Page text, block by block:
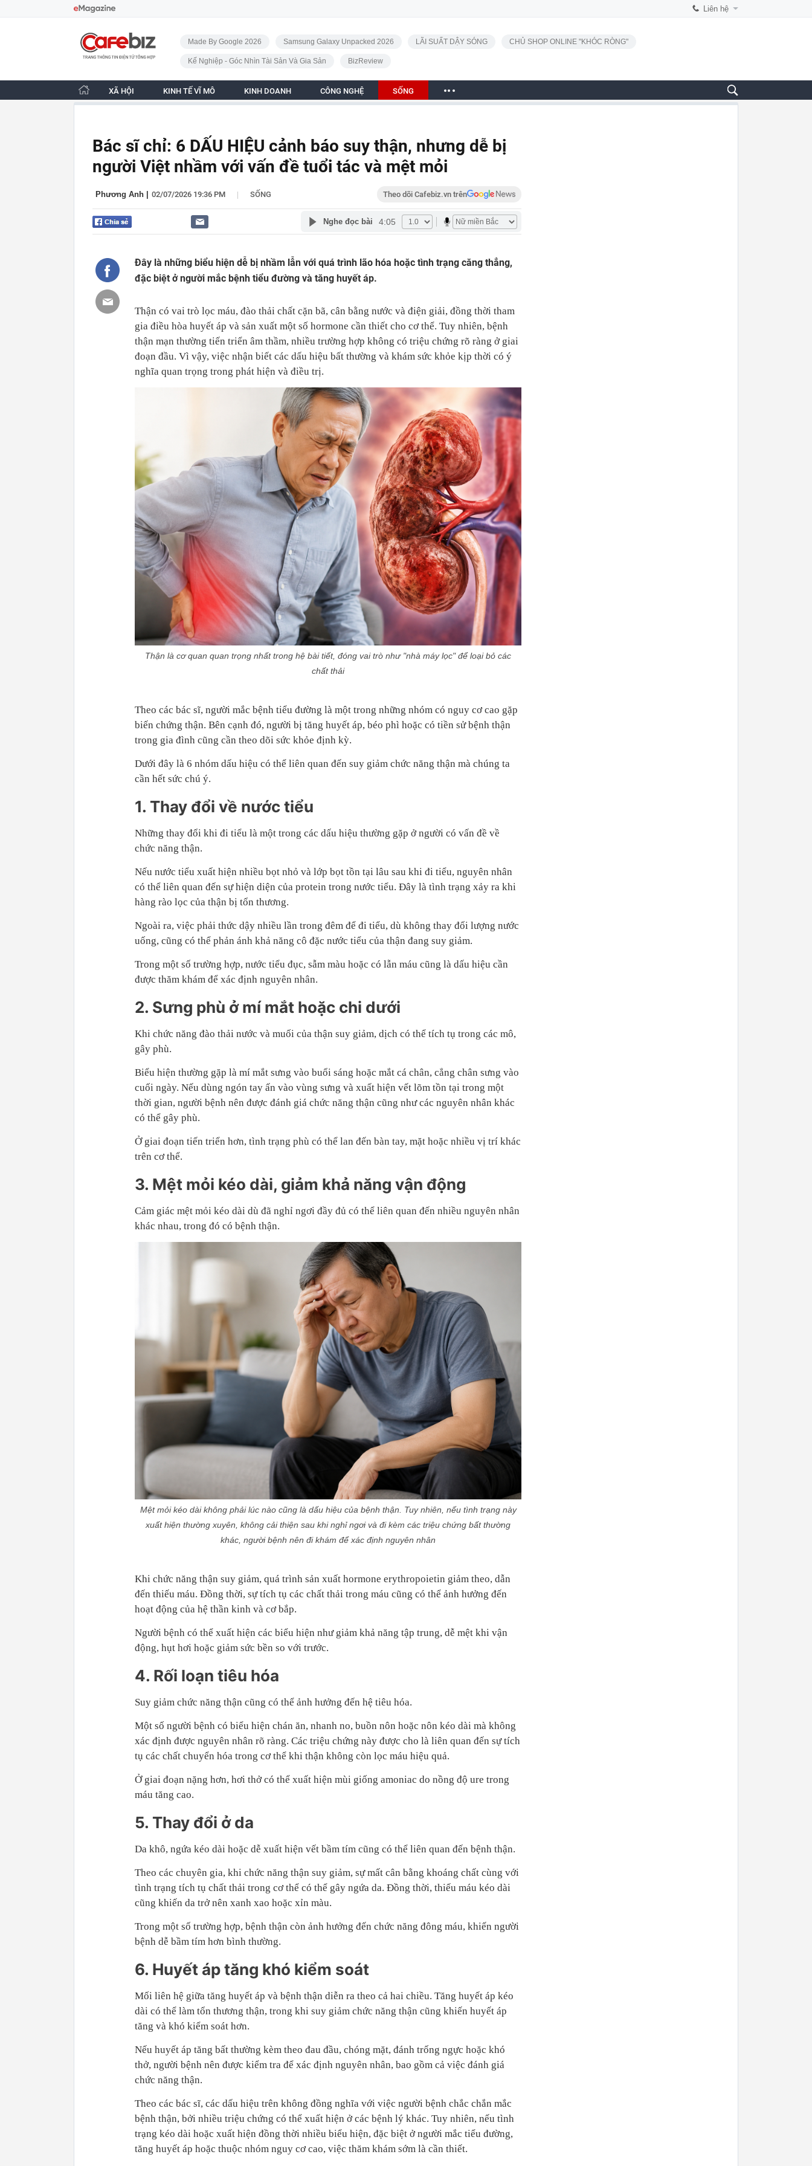
Liên hệ
CafeBiz - Trang chủ
Made By Google 2026 Samsung Galaxy Unpacked 2026 LÃI SUẤT DẬY SÓNG CHỦ SHOP ONLINE "KHÓC RÒNG"
Kế Nghiệp - Góc Nhìn Tài Sản Và Gia Sản BizReview
XÃ HỘI KINH TẾ VĨ MÔ KINH DOANH CÔNG NGHỆ SỐNG
Bác sĩ chỉ: 6 DẤU HIỆU cảnh báo suy thận, nhưng dễ bị
người Việt nhầm với vấn đề tuổi tác và mệt mỏi
Phương Anh 02/07/2026 19:36 PM | SỐNG Theo dõi Cafebiz.vn trên
Nghe đọc bài 4:05
Đây là những biểu hiện dễ bị nhầm lẫn với quá trình lão hóa hoặc tình trạng căng thẳng,
đặc biệt ở người mắc bệnh tiểu đường và tăng huyết áp.
Thận có vai trò lọc máu, đào thải chất cặn bã, cân bằng nước và điện giải, đồng thời tham
gia điều hòa huyết áp và sản xuất một số hormone cần thiết cho cơ thể. Tuy nhiên, bệnh
thận mạn thường tiến triển âm thầm, nhiều trường hợp không có triệu chứng rõ ràng ở giai
đoạn đầu. Vì vậy, việc nhận biết các dấu hiệu bất thường và khám sức khỏe kịp thời có ý
nghĩa quan trọng trong phát hiện và điều trị.
Thận là cơ quan quan trọng nhất trong hệ bài tiết, đóng vai trò như "nhà máy lọc" để loại bỏ các
chất thải
Theo các bác sĩ, người mắc bệnh tiểu đường là một trong những nhóm có nguy cơ cao gặp
biến chứng thận. Bên cạnh đó, người bị tăng huyết áp, béo phì hoặc có tiền sử bệnh thận
trong gia đình cũng cần theo dõi sức khỏe định kỳ.
Dưới đây là 6 nhóm dấu hiệu có thể liên quan đến suy giảm chức năng thận mà chúng ta
cần hết sức chú ý.
1. Thay đổi về nước tiểu
Những thay đổi khi đi tiểu là một trong các dấu hiệu thường gặp ở người có vấn đề về
chức năng thận.
Nếu nước tiểu xuất hiện nhiều bọt nhỏ và lớp bọt tồn tại lâu sau khi đi tiểu, nguyên nhân
có thể liên quan đến sự hiện diện của protein trong nước tiểu. Đây là tình trạng xảy ra khi
hàng rào lọc của thận bị tổn thương.
Ngoài ra, việc phải thức dậy nhiều lần trong đêm để đi tiểu, dù không thay đổi lượng nước
uống, cũng có thể phản ánh khả năng cô đặc nước tiểu của thận đang suy giảm.
Trong một số trường hợp, nước tiểu đục, sẫm màu hoặc có lẫn máu cũng là dấu hiệu cần
được thăm khám để xác định nguyên nhân.
2. Sưng phù ở mí mắt hoặc chi dưới
Khi chức năng đào thải nước và muối của thận suy giảm, dịch có thể tích tụ trong các mô,
gây phù.
Biểu hiện thường gặp là mí mắt sưng vào buổi sáng hoặc mắt cá chân, cẳng chân sưng vào
cuối ngày. Nếu dùng ngón tay ấn vào vùng sưng và xuất hiện vết lõm tồn tại trong một
thời gian, người bệnh nên được đánh giá chức năng thận cũng như các nguyên nhân khác
có thể gây phù.
Ở giai đoạn tiến triển hơn, tình trạng phù có thể lan đến bàn tay, mặt hoặc nhiều vị trí khác
trên cơ thể.
3. Mệt mỏi kéo dài, giảm khả năng vận động
Cảm giác mệt mỏi kéo dài dù đã nghỉ ngơi đầy đủ có thể liên quan đến nhiều nguyên nhân
khác nhau, trong đó có bệnh thận.
Mệt mỏi kéo dài không phải lúc nào cũng là dấu hiệu của bệnh thận. Tuy nhiên, nếu tình trạng này
xuất hiện thường xuyên, không cải thiện sau khi nghỉ ngơi và đi kèm các triệu chứng bất thường
khác, người bệnh nên đi khám để xác định nguyên nhân
Khi chức năng thận suy giảm, quá trình sản xuất hormone erythropoietin giảm theo, dẫn
đến thiếu máu. Đồng thời, sự tích tụ các chất thải trong máu cũng có thể ảnh hưởng đến
hoạt động của hệ thần kinh và cơ bắp.
Người bệnh có thể xuất hiện các biểu hiện như giảm khả năng tập trung, dễ mệt khi vận
động, hụt hơi hoặc giảm sức bền so với trước.
4. Rối loạn tiêu hóa
Suy giảm chức năng thận cũng có thể ảnh hưởng đến hệ tiêu hóa.
Một số người bệnh có biểu hiện chán ăn, nhanh no, buồn nôn hoặc nôn kéo dài mà không
xác định được nguyên nhân rõ ràng. Các triệu chứng này được cho là liên quan đến sự tích
tụ các chất chuyển hóa trong cơ thể khi thận không còn lọc máu hiệu quả.
Ở giai đoạn nặng hơn, hơi thở có thể xuất hiện mùi giống amoniac do nồng độ ure trong
máu tăng cao.
5. Thay đổi ở da
Da khô, ngứa kéo dài hoặc dễ xuất hiện vết bầm tím cũng có thể liên quan đến bệnh thận.
Theo các chuyên gia, khi chức năng thận suy giảm, sự mất cân bằng khoáng chất cùng với
tình trạng tích tụ chất thải trong cơ thể có thể gây ngứa da. Đồng thời, thiếu máu kéo dài
cũng khiến da trở nên xanh xao hoặc xỉn màu.
Trong một số trường hợp, bệnh thận còn ảnh hưởng đến chức năng đông máu, khiến người
bệnh dễ bầm tím hơn bình thường.
6. Huyết áp tăng khó kiểm soát
Mối liên hệ giữa tăng huyết áp và bệnh thận diễn ra theo cả hai chiều. Tăng huyết áp kéo
dài có thể làm tổn thương thận, trong khi suy giảm chức năng thận cũng khiến huyết áp
tăng và khó kiểm soát hơn.
Nếu huyết áp tăng bất thường kèm theo đau đầu, chóng mặt, đánh trống ngực hoặc khó
thở, người bệnh nên được kiểm tra để xác định nguyên nhân, bao gồm cả việc đánh giá
chức năng thận.
Theo các bác sĩ, các dấu hiệu trên không đồng nghĩa với việc người bệnh chắc chắn mắc
bệnh thận, bởi nhiều triệu chứng có thể xuất hiện ở các bệnh lý khác. Tuy nhiên, nếu tình
trạng kéo dài hoặc xuất hiện đồng thời nhiều biểu hiện, đặc biệt ở người mắc tiểu đường,
tăng huyết áp hoặc thuộc nhóm nguy cơ cao, việc thăm khám sớm là cần thiết.